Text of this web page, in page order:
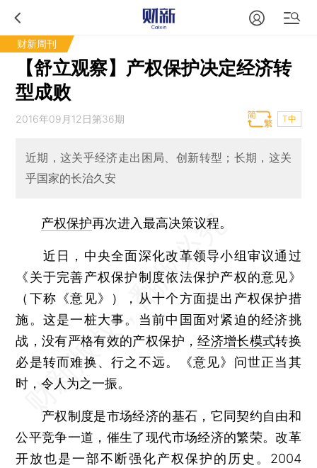
财新周刊
【舒立观察】产权保护决定经济转
型成败
2016年09月12日第36期 T中
近期，这关乎经济走出困局、创新转型；长期，这关
乎国家的长治久安
产权保护再次进入最高决策议程。
近日，中央全面深化改革领导小组审议通过
《关于完善产权保护制度依法保护产权的意见》
（下称《意见》），从十个方面提出产权保护措
施。这是一桩大事。当前中国面对紧迫的经济挑
战，没有严格有效的产权保护，经济增长模式转换
必是转而难换、行之不远。《意见》问世正当其
时，令人为之一振。
产权制度是市场经济的基石，它同契约自由和
公平竞争一道，催生了现代市场经济的繁荣。改革
开放也是一部不断强化产权保护的历史。2004